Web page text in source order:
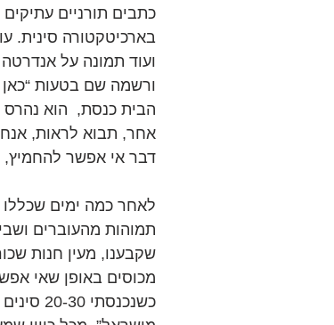
כתבים תורניים
בארכיטקטורה סינית.
ועוד תמונה על
ורשמה שם בטעות “כאן
הבית כנסת,  הוא נהרס
אחר, תבוא לראות,
דבר אי אפשר להחמיץ,
לאחר כמה ימים שכללו
תמוהות מהעוברים
שקבענו, מעין חנות
מכוסים באופן שאי